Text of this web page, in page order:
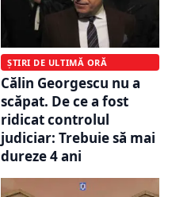
ȘTIRI DE ULTIMĂ ORĂ
Călin Georgescu nu a
scăpat. De ce a fost
ridicat controlul
judiciar: Trebuie să mai
dureze 4 ani